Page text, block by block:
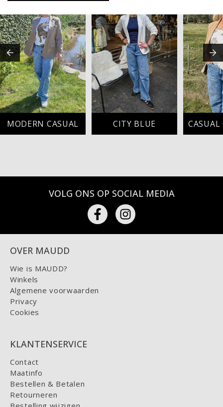
MODERN CASUAL CITY BLUE
VOLG ONS OP SOCIAL MEDIA
OVER MAUDD
Wie is MAUDD?
Winkels
Algemene voorwaarden
Privacy
Cookies
KLANTENSERVICE
Contact
Maatinfo
Bestellen & Betalen
Retourneren